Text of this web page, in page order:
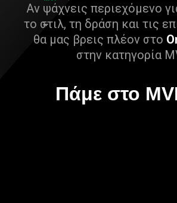
Αν ψάχνεις περιεχόμενο
το στιλ, τη δράση και τις
θα μας βρεις πλέον στο
στην κατηγορία
Πάμε στο